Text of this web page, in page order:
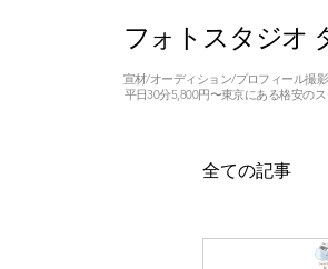
フォトスタジオ
宣材/オーディション/プロフィール撮
平日30分5,800円〜東京にある格安の
全ての記事